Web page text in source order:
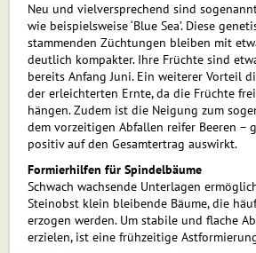
Neu und vielversprechend sind
wie beispielsweise ‘Blue Sea’. Diese
stammenden Züchtungen bleiben mit
deutlich kompakter. Ihre Früchte sind
bereits Anfang Juni. Ein weiterer Vorteil
der erleichterten Ernte, da die Früchte
hängen. Zudem ist die Neigung zum
dem vorzeitigen Abfallen reifer Beeren –
positiv auf den Gesamtertrag auswirkt.
Formierhilfen für Spindelbäume
Schwach wachsende Unterlagen
Steinobst klein bleibende Bäume, die
erzogen werden. Um stabile und flache
erzielen, ist eine frühzeitige